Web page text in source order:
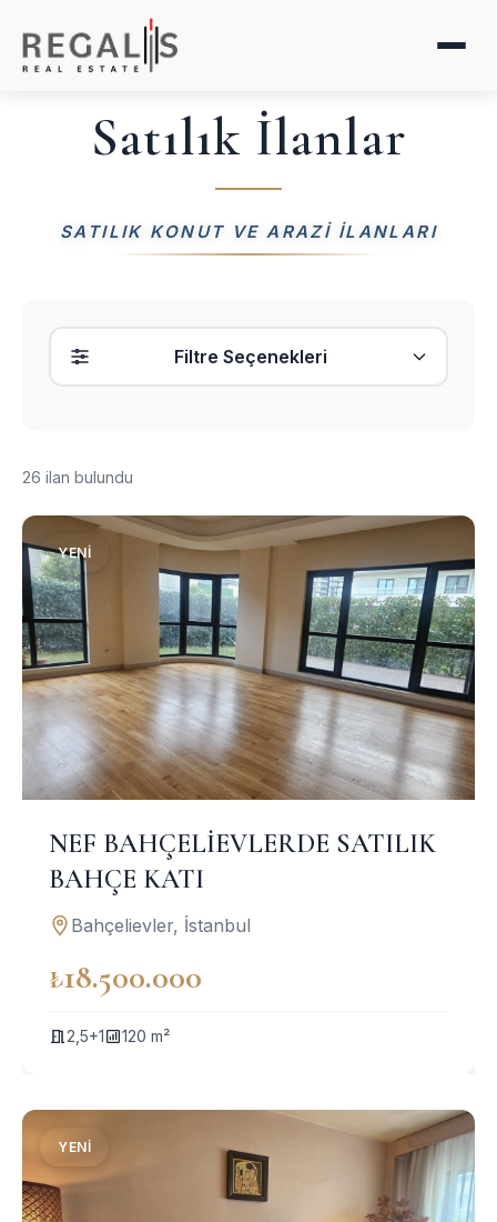
Satılık İlanlar
SATILIK KONUT VE ARAZI ILANLARI
Filtre Seçenekleri
26 ilan bulundu
YENI
NEF BAHÇELİEVLERDE SATILIK
BAHÇE KATI
Bahçelievler, İstanbul
₺18.500.000
2,5+1 120 m²
YENI